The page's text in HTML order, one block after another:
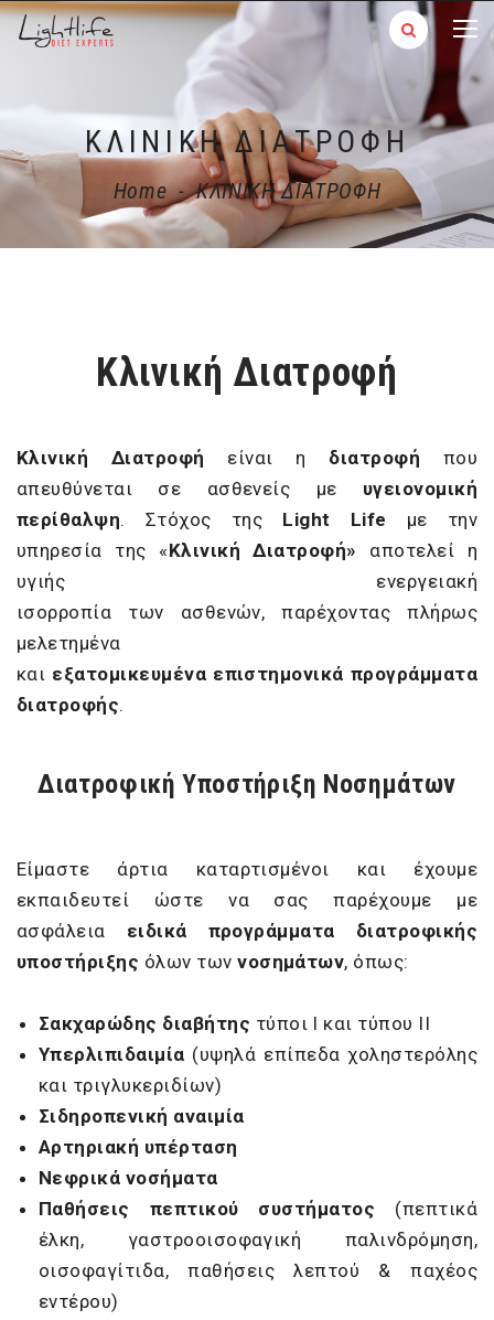
ΚΛΙΝΙΚΗ ΔΙΑΤΡΟΦΗ
Home - ΚΛΙΝΙΚΗ ΔΙΑΤΡΟΦΗ
Κλινική Διατροφή
Κλινική Διατροφή είναι η διατροφή που
απευθύνεται σε ασθενείς με υγειονομική
περίθαλψη. Στόχος της Light Life με την
υπηρεσία της «Κλινική Διατροφή» αποτελεί η
υγιής ενεργειακή
ισορροπία των ασθενών, παρέχοντας πλήρως
μελετημένα
και εξατομικευμένα επιστημονικά προγράμματα
διατροφής.
Διατροφική Υποστήριξη Νοσημάτων
Είμαστε άρτια καταρτισμένοι και έχουμε
εκπαιδευτεί ώστε να σας παρέχουμε με
ασφάλεια ειδικά προγράμματα
διατροφικής
υποστήριξης όλων τωννοσημάτων, όπως:
Σακχαρώδης διαβήτης τύποι I και τύπου ΙΙ
Υπερλιπιδαιμία (υψηλά επίπεδα χοληστερόλης
και τριγλυκεριδίων)
Σιδηροπενική αναιμία
Αρτηριακή υπέρταση
Νεφρικά νοσήματα
Παθήσεις πεπτικού συστήματος (πεπτικά
έλκη, γαστροοισοφαγική παλινδρόμηση,
οισοφαγίτιδα, παθήσεις λεπτού & παχέος
εντέρου)